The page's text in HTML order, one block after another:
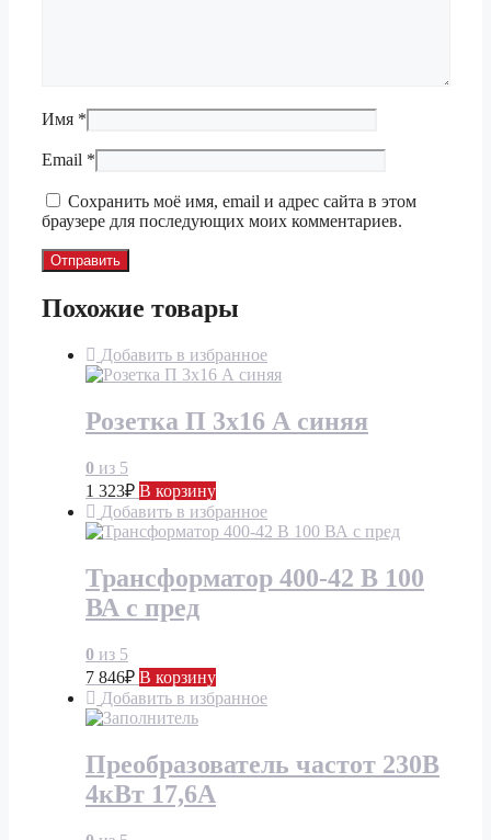
Имя *
Email *
Сохранить моё имя, email и адрес сайта в этом
браузере для последующих моих комментариев.
Похожие товары
Добавить в избранное
Розетка П 3х16 А синяя
0 из 5
1 323₽ В корзину
Добавить в избранное
Трансформатор 400-42 В 100
ВА с пред
0 из 5
7 846₽ В корзину
Добавить в избранное
Преобразователь частот 230В
4кВт 17,6А